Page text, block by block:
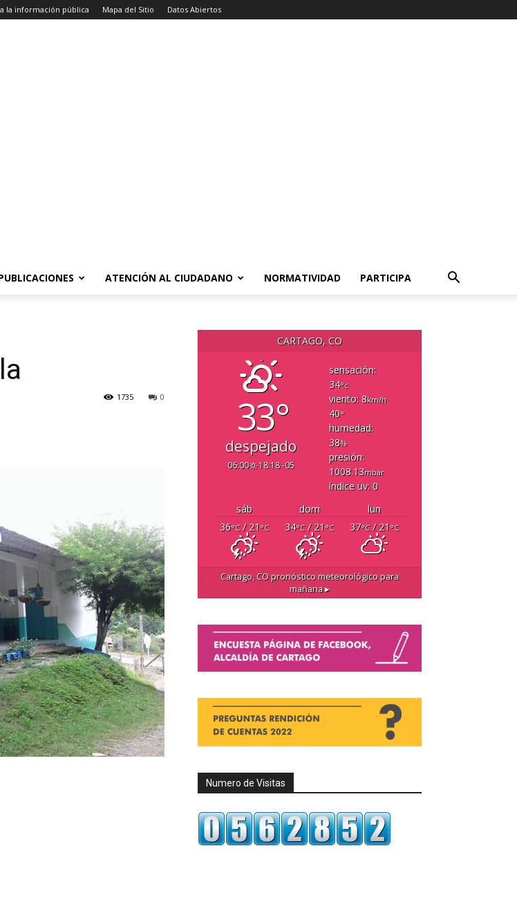
la información pública Mapa del Sitio Datos Abiertos
ATENCIÓN AL CIUDADANO NORMATIVIDAD PARTICIPA
0
1735
CARTAGO, CO
33°
despejado
06:00 18:18 -05
sensación:
34°c
viento: 8km/h
40°
humedad:
38%
presión:
1008.13mbar
índice uv: 0
sáb
dom
lun
36°C/ 21 °C 34°C/ 21 °C 37°C/ 21 °C
Cartago, COpronóstico meteorológico para
mañana ▸
Numero de Visitas